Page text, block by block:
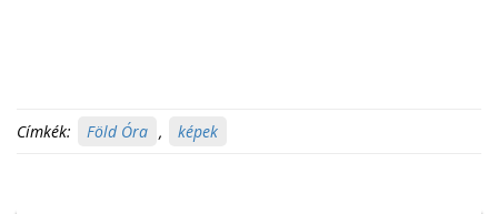
Címkék: Föld Óra , képek